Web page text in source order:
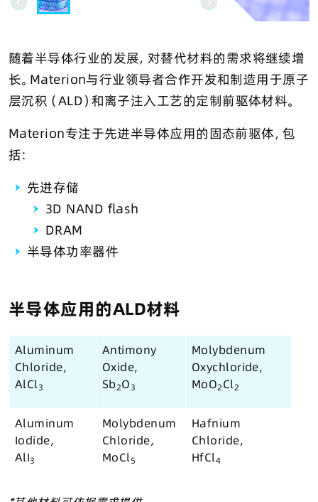
随着半导体行业的发展，对替代材料的需求将继续增
长。Materion与行业领导者合作开发和制造用于原子
层沉积（ALD）和离子注入工艺的定制前驱体材料。
Materion专注于先进半导体应用的固态前驱体，包
括:
先进存储
3D NAND flash
DRAM
半导体功率器件
半导体应用的ALD材料
Aluminum
Chloride,
AlCl3
Antimony
Oxide,
Sb2O3
Molybdenum
Oxychloride,
MoO2Cl2
Aluminum
Iodide,
AlI3
Molybdenum
Chloride,
MoCl5
Hafnium
Chloride,
HfCl4